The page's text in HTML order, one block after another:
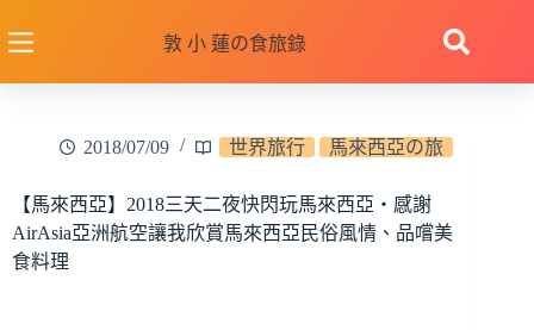
至
敦 小 蓮の食旅錄
2018/07/09 世界旅行 馬來西亞の旅
【馬來西亞】2018三天二夜快閃玩馬來西亞‧感謝
AirAsia亞洲航空讓我欣賞馬來西亞民俗風情、品嚐美
食料理